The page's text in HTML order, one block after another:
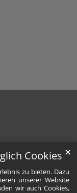
Cookies
zu bieten. Dazu
unserer Website
wir auch Cookies,
✕